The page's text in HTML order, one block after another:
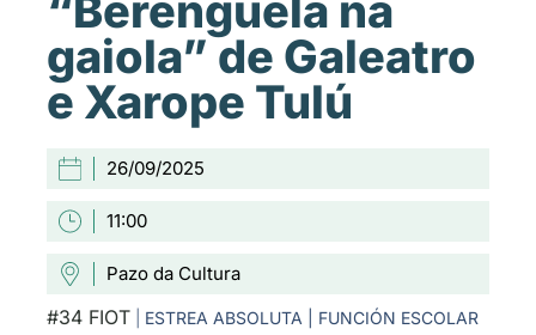
gaiola” de Galeatro
e Xarope Tulú
26/09/2025
11:00
Pazo da Cultura
#34 FIOT
ESTREA ABSOLUTA | FUNCIÓN ESCOLAR